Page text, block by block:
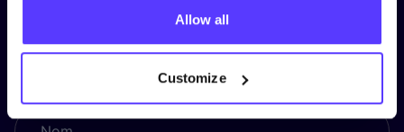
Allow all
Customize
Inscrivez-vous à notre lettre
d’information et restez informé !